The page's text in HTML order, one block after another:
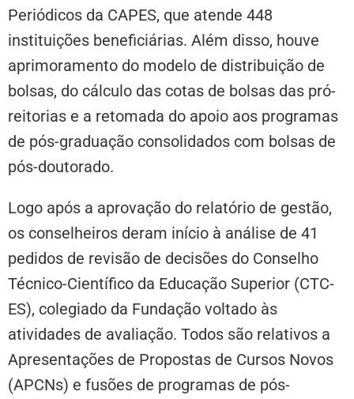
Periódicos da CAPES, que atende 448
instituições beneficiárias. Além disso, houve
aprimoramento do modelo de distribuição de
bolsas, do cálculo das cotas de bolsas das pró-
reitorias e a retomada do apoio aos programas
de pós-graduação consolidados com bolsas de
pós-doutorado.
Logo após a aprovação do relatório de gestão,
os conselheiros deram início à análise de 41
pedidos de revisão de decisões do Conselho
Técnico-Científico da Educação Superior (CTC-
ES), colegiado da Fundação voltado às
atividades de avaliação. Todos são relativos a
Apresentações de Propostas de Cursos Novos
(APCNs) e fusões de programas de pós-